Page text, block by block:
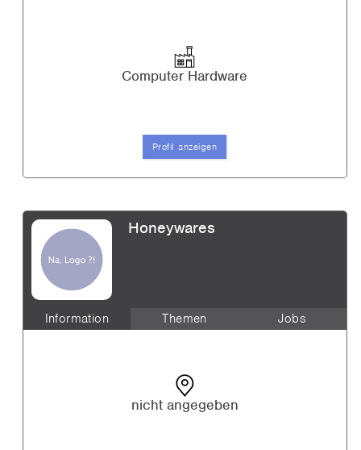
Computer Hardware
Profil anzeigen
Honeywares
Information Themen Jobs
nicht angegeben